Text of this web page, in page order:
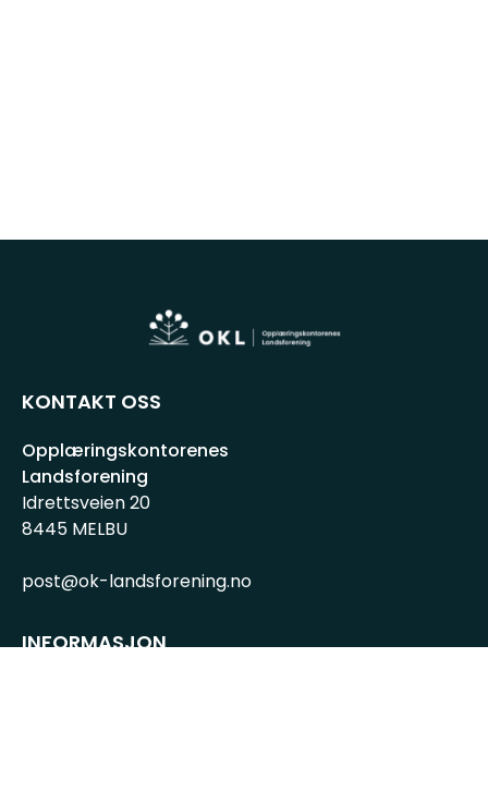
KONTAKT OSS
Opplæringskontorenes
Landsforening
Idrettsveien 20
8445 MELBU
post@ok-landsforening.no
INFORMASJON